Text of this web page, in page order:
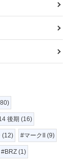
後期 (16)
(12) #マークII (9)
#BRZ (1)